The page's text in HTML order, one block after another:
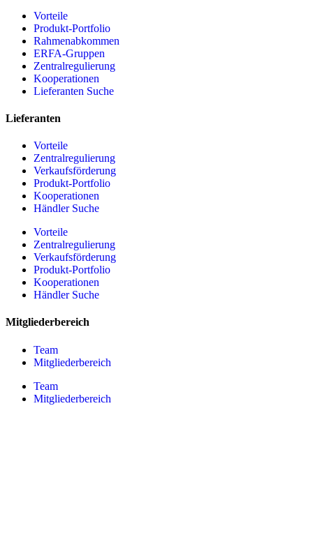
Vorteile
Produkt-Portfolio
Rahmenabkommen
ERFA-Gruppen
Zentralregulierung
Kooperationen
Lieferanten Suche
Lieferanten
Vorteile
Zentralregulierung
Verkaufsförderung
Produkt-Portfolio
Kooperationen
Händler Suche
Vorteile
Zentralregulierung
Verkaufsförderung
Produkt-Portfolio
Kooperationen
Händler Suche
Mitgliederbereich
Team
Mitgliederbereich
Team
Mitgliederbereich